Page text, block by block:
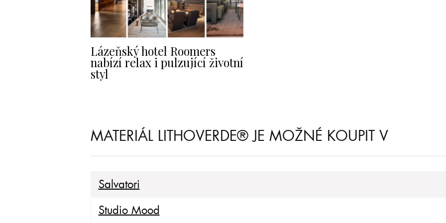
Lázeňský hotel Roomers
nabízí relax i pulzující životní
styl
MATERIÁL LITHOVERDE® JE MOŽNÉ KOUPIT V
Salvatori
Studio Mood